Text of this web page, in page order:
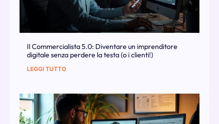
Il Commercialista 5.0: Diventare un imprenditore
digitale senza perdere la testa (o i clienti!)
LEGGI TUTTO